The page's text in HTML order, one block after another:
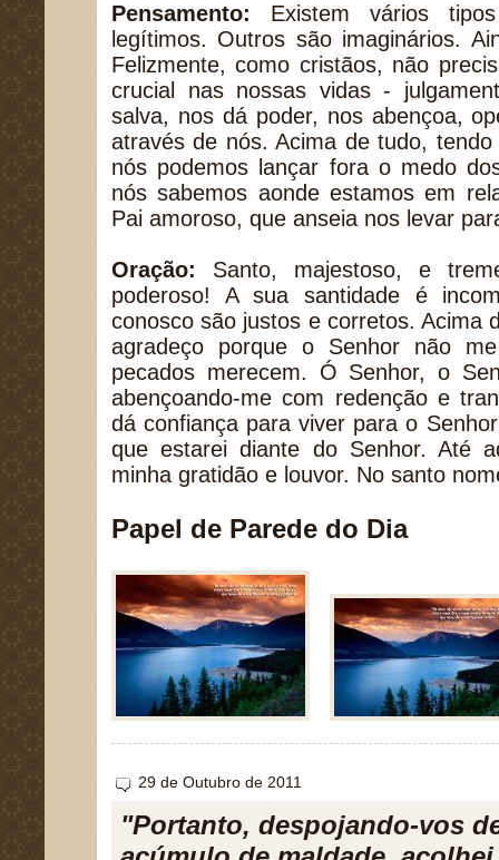
Pensamento: Existem vários
legítimos. Outros são imaginários.
Felizmente, como cristãos, não
crucial nas nossas vidas -
salva, nos dá poder, nos abençoa,
através de nós. Acima de tudo,
nós podemos lançar fora o medo
nós sabemos aonde estamos em
Pai amoroso, que anseia nos levar
Oração: Santo, majestoso, e
poderoso! A sua santidade é
conosco são justos e corretos. Acima
agradeço porque o Senhor não
pecados merecem. Ó Senhor, o
abençoando-me com redenção e
dá confiança para viver para o
que estarei diante do Senhor. Até
minha gratidão e louvor. No santo
Papel de Parede do Dia
29 de Outubro de 2011
"Portanto, despojando-vos